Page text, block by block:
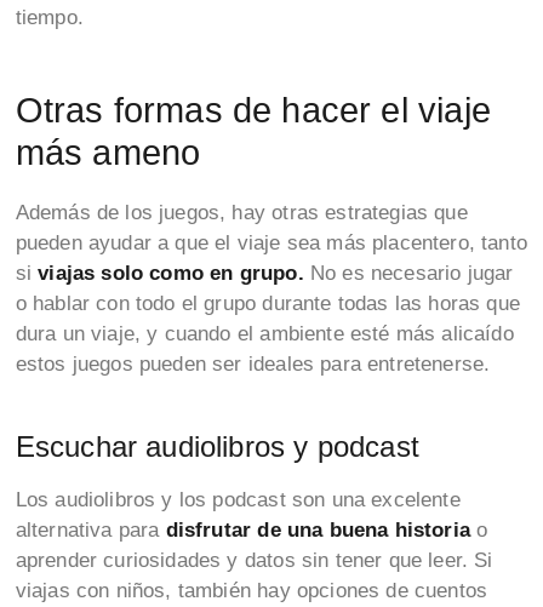
tiempo.
Otras formas de hacer el viaje
más ameno
Además de los juegos, hay otras estrategias que
pueden ayudar a que el viaje sea más placentero, tanto
si viajas solo como en grupo. No es necesario jugar
o hablar con todo el grupo durante todas las horas que
dura un viaje, y cuando el ambiente esté más alicaído
estos juegos pueden ser ideales para entretenerse.
Escuchar audiolibros y podcast
Los audiolibros y los podcast son una excelente
alternativa para disfrutar de una buena historiao
aprender curiosidades y datos sin tener que leer. Si
viajas con niños, también hay opciones de cuentos